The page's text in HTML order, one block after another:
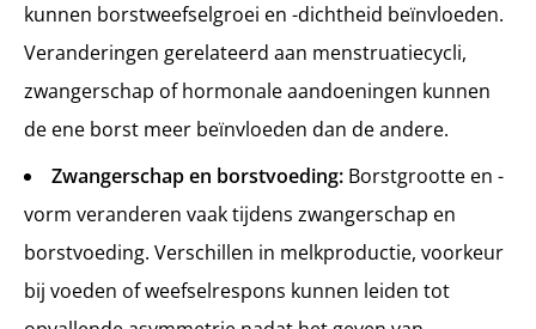
kunnen borstweefselgroei en -dichtheid beïnvloeden.
Veranderingen gerelateerd aan menstruatiecycli,
zwangerschap of hormonale aandoeningen kunnen
de ene borst meer beïnvloeden dan de andere.
Zwangerschap en borstvoeding: Borstgrootte en -
vorm veranderen vaak tijdens zwangerschap en
borstvoeding. Verschillen in melkproductie, voorkeur
bij voeden of weefselrespons kunnen leiden tot